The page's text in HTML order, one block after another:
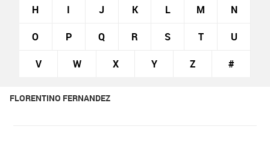
H I J K L M N
O P Q R S T U
V W X Y Z #
FLORENTINO FERNANDEZ